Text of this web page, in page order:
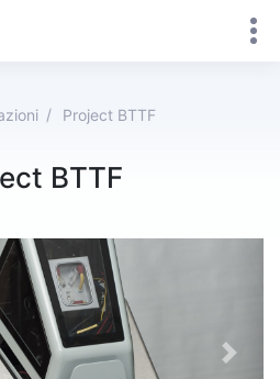
BTTF
Project BTTF
Next